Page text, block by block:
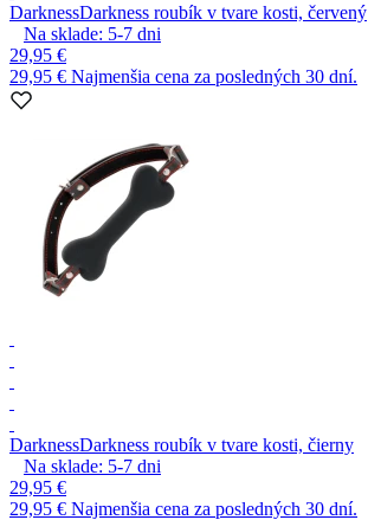
DarknessDarkness roubík v tvare kosti, červený
Na sklade: 5-7 dni
29,95 €
29,95 € Najmenšia cena za posledných 30 dní.
DarknessDarkness roubík v tvare kosti, čierny
Na sklade: 5-7 dni
29,95 €
29,95 € Najmenšia cena za posledných 30 dní.